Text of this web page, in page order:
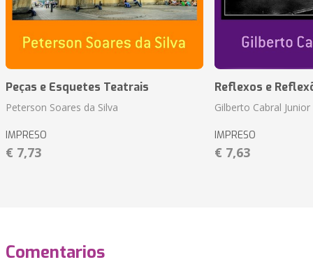
Peças e Esquetes Teatrais
Peterson Soares da Silva
IMPRESO
€ 7,73
Reflexos e
Gilberto Cabral Junior
IMPRESO
€ 7,63
Comentarios